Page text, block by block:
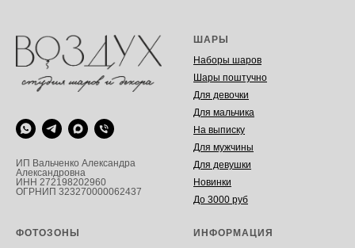
ИП Вальченко Александра
Александровна
ИНН 272198202960
ОГРНИП 323270000062437
ШАРЫ
Наборы шаров
Шары поштучно
Для девочки
Для мальчика
На выписку
Для мужчины
Для девушки
Новинки
До 3000 руб
ФОТОЗОНЫ
ИНФОРМАЦИЯ